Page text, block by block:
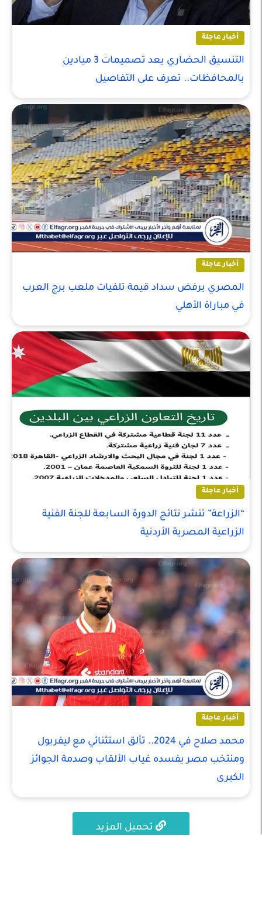
أخبار عاجلة
التنسيق الحضاري يعد تصميمات 3 ميادين
بالمحافظات.. تعرف على التفاصيل
أخبار عاجلة
المصري يرفض سداد قيمة تلفيات ملعب برج العرب
في مباراة الأهلي
أخبار عاجلة
“الزراعة” تنشر نتائج الدورة السابعة للجنة الفنية
الزراعية المصرية الأردنية
أخبار عاجلة
محمد صلاح في 2024.. تألق استثنائي مع ليفربول
ومنتخب مصر يفسده غياب الألقاب وصدمة الجوائز
الكبرى
تحميل المزيد